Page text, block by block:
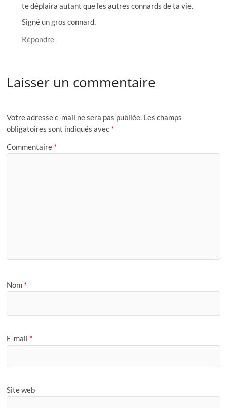
te déplaira autant que les autres connards de ta vie.
Signé un gros connard.
Répondre
Laisser un commentaire
Votre adresse e-mail ne sera pas publiée. Les champs
obligatoires sont indiqués avec *
Commentaire *
Nom *
E-mail *
Site web